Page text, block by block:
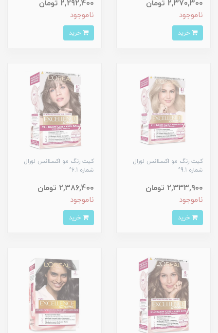
2,370,300 تومان
ناموجود
2,292,400 تومان
ناموجود
کیت رنگ مو اکسلانس لورال
شماره 9.1^
2,333,900 تومان
ناموجود
کیت رنگ مو اکسلانس لورال
شماره 6.1^
2,386,400 تومان
ناموجود